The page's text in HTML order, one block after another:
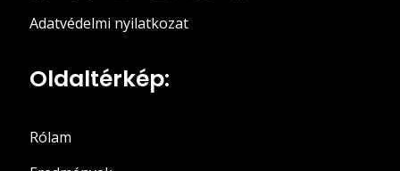
Adatvédelmi nyilatkozat
Oldaltérkép:
Rólam